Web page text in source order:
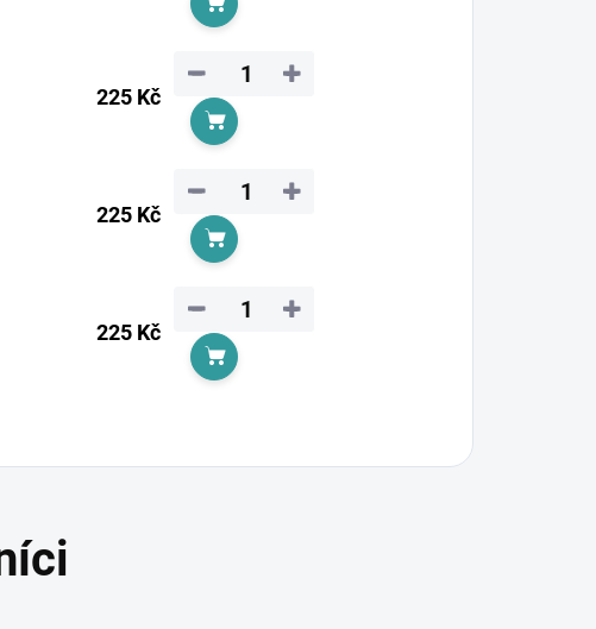
Do košíku
225 Kč
+
−
Do košíku
225 Kč
+
−
Do košíku
225 Kč
+
−
Do košíku